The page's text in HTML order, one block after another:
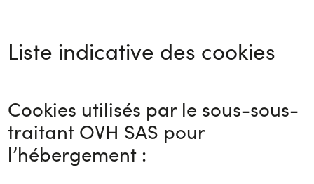
Liste indicative des cookies
Cookies utilisés par le sous-sous-
traitant OVH SAS pour
l’hébergement :